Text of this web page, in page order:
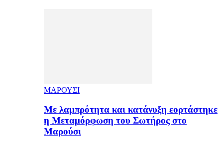
ΜΑΡΟΥΣΙ
Με λαμπρότητα και κατάνυξη εορτάστηκε
η Μεταμόρφωση του Σωτήρος στο
Μαρούσι